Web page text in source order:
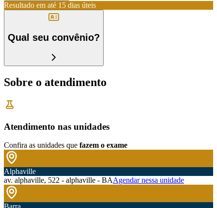
Resultado em até 15 dias úteis
Qual seu convênio?
Sobre o atendimento
Atendimento nas unidades
Confira as unidades que fazem o exame
Alphaville
av. alphaville, 522 - alphaville - BAAgendar nessa unidade